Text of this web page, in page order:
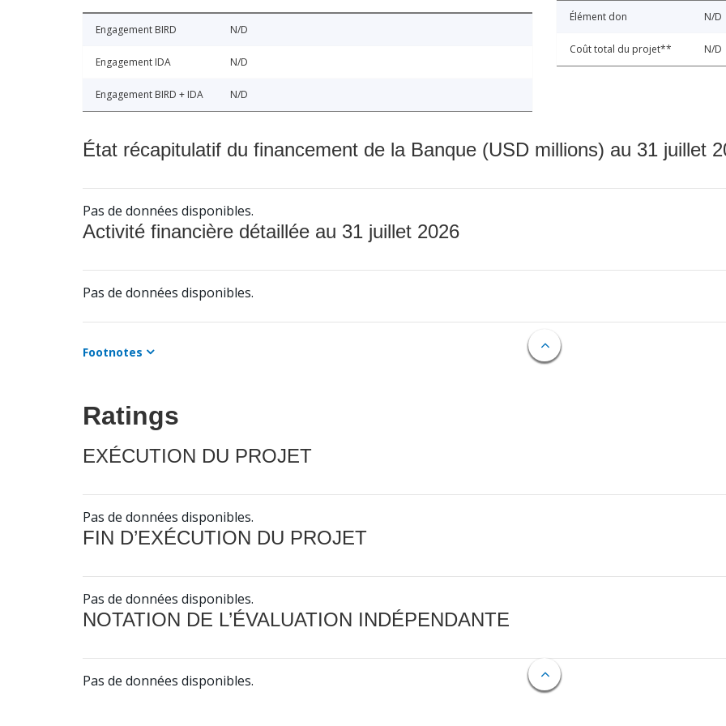
Engagement BIRD N/D
Engagement IDA N/D
Engagement BIRD + IDA N/D
Élément don N/D
Coût total du projet** N/D
État récapitulatif du financement de la Banque (USD millions) au 31 juillet
Pas de données disponibles.
Activité financière détaillée au 31 juillet 2026
Pas de données disponibles.
Footnotes
Ratings
EXÉCUTION DU PROJET
Pas de données disponibles.
FIN D’EXÉCUTION DU PROJET
Pas de données disponibles.
NOTATION DE L’ÉVALUATION INDÉPENDANTE
Pas de données disponibles.